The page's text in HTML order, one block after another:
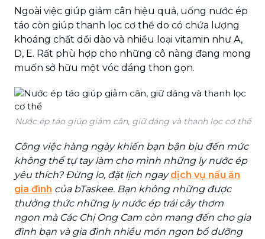
Ngoài việc giúp giảm cân hiệu quả, uống nước ép
táo còn giúp thanh lọc cơ thể do có chứa lượng
khoáng chất dồi dào và nhiều loại vitamin như A,
D, E. Rất phù hợp cho những cô nàng đang mong
muốn sở hữu một vóc dáng thon gọn.
Nước ép táo giúp giảm cân, giữ dáng và thanh lọc cơ thể
Công việc hàng ngày khiến bạn bận bịu đến mức
không thể tự tay làm cho mình những ly nước ép
yêu thích? Đừng lo, đặt lịch ngaydịch vụ nấu ăn
gia đình của bTaskee. Bạn không những được
thưởng thức những ly nước ép trái cây thơm
ngon mà Các Chị Ong Cam còn mang đến cho gia
đình bạn và gia đình nhiều món ngon bổ dưỡng